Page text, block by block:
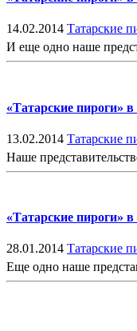
14.02.2014 Татарские
И еще одно наше
«Татарские пироги»
13.02.2014 Татарские
Наше
«Татарские пироги»
28.01.2014 Татарские
Еще одно наше